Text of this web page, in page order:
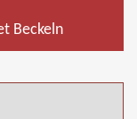
Beckeln